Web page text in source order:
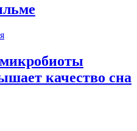
качество сна